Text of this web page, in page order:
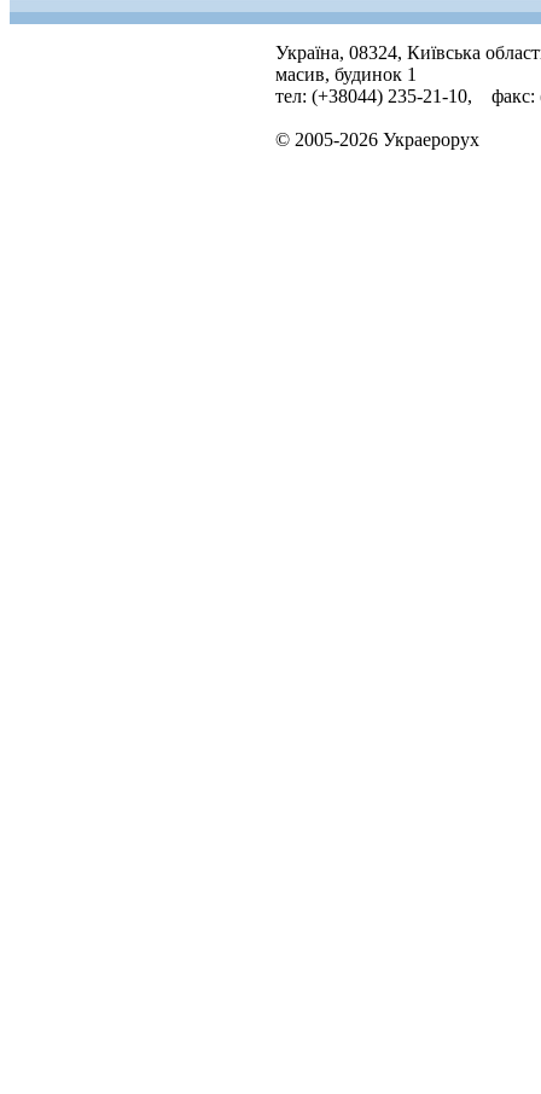
Україна, 08324, Київська
масив, будинок 1
тел: (+38044) 235-21-10, факс:
© 2005-2026 Украерорух